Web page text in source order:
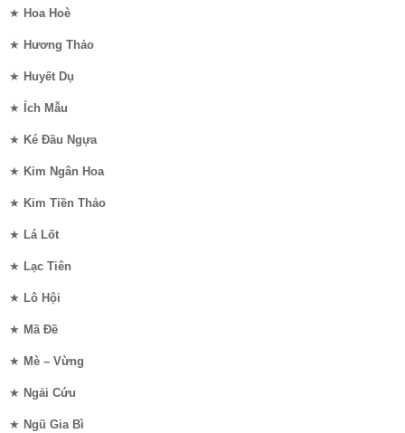
★ Hoa Hoè
★ Hương Thảo
★ Huyết Dụ
★ Ích Mẫu
★ Ké Đầu Ngựa
★ Kim Ngân Hoa
★ Kim Tiền Thảo
★ Lá Lốt
★ Lạc Tiên
★ Lô Hội
★ Mã Đề
★ Mè – Vừng
★ Ngải Cứu
★ Ngũ Gia Bì